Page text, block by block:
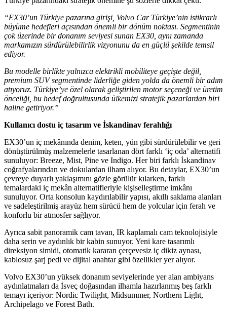
“EX30’un Türkiye pazarına girişi, Volvo Car Türkiye’nin istikrarlı
büyüme hedefleri açısından önemli bir dönüm noktası. Segmentinin
çok üzerinde bir donanım seviyesi sunan EX30, aynı zamanda
markamızın sürdürülebilirlik vizyonunu da en güçlü şekilde temsil
ediyor.
Bu modelle birlikte yalnızca elektrikli mobiliteye geçişte değil,
premium SUV segmentinde liderliğe giden yolda da önemli bir adım
atıyoruz. Türkiye’ye özel olarak geliştirilen motor seçeneği ve üretim
önceliği, bu hedef doğrultusunda ülkemizi stratejik pazarlardan biri
haline getiriyor.”
Kullanıcı dostu iç tasarım ve İskandinav ferahlığı
EX30’un iç mekânında denim, keten, yün gibi sürdürülebilir ve geri
dönüştürülmüş malzemelerle tasarlanan dört farklı ‘iç oda’ alternatifi
sunuluyor: Breeze, Mist, Pine ve Indigo. Her biri farklı İskandinav
coğrafyalarından ve dokulardan ilham alıyor. Bu detaylar, EX30’un
çevreye duyarlı yaklaşımını gözle görülür kılarken, farklı
temalardaki iç mekân alternatifleriyle kişiselleştirme imkânı
sunuluyor. Orta konsolun kaydırılabilir yapısı, akıllı saklama alanları
ve sadeleştirilmiş arayüz hem sürücü hem de yolcular için ferah ve
konforlu bir atmosfer sağlıyor.
Ayrıca sabit panoramik cam tavan, IR kaplamalı cam teknolojisiyle
daha serin ve aydınlık bir kabin sunuyor. Yeni kare tasarımlı
direksiyon simidi, otomatik kararan çerçevesiz iç dikiz aynası,
kablosuz şarj pedi ve dijital anahtar gibi özellikler yer alıyor.
Volvo EX30’un yüksek donanım seviyelerinde yer alan ambiyans
aydınlatmaları da İsveç doğasından ilhamla hazırlanmış beş farklı
temayı içeriyor: Nordic Twilight, Midsummer, Northern Light,
Archipelago ve Forest Bath.